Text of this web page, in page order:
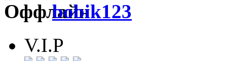
bobik123
V.I.P